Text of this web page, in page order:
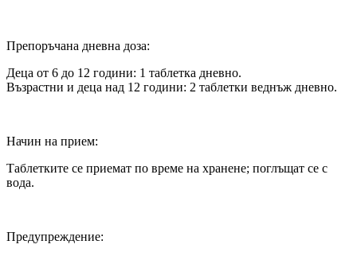
Препоръчана дневна доза:
Деца от 6 до 12 години: 1 таблетка дневно.
Възрастни и деца над 12 години: 2 таблетки веднъж дневно.
Начин на прием:
Таблетките се приемат по време на хранене; поглъщат се с
вода.
Предупреждение: